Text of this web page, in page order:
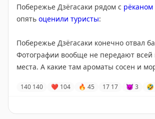
с девушками (их тут работает 200
от 40 до 80 лет; нет, это не опечатка). И
абсолютно бесполезно, о чем и
табличка на входе. Спеть в караоке на
знания японского тоже не получится.
Побережье Дзёгасаки рядом с
опять оценили туристы:
Побережье Дзёгасаки конечно отвал
Фотографии вообще не передают всей
места. А какие там ароматы сосен и
торопясь, и смотреть на волны
140 140 ❤ 104 🔥 45 17 17 😈 3 🤣